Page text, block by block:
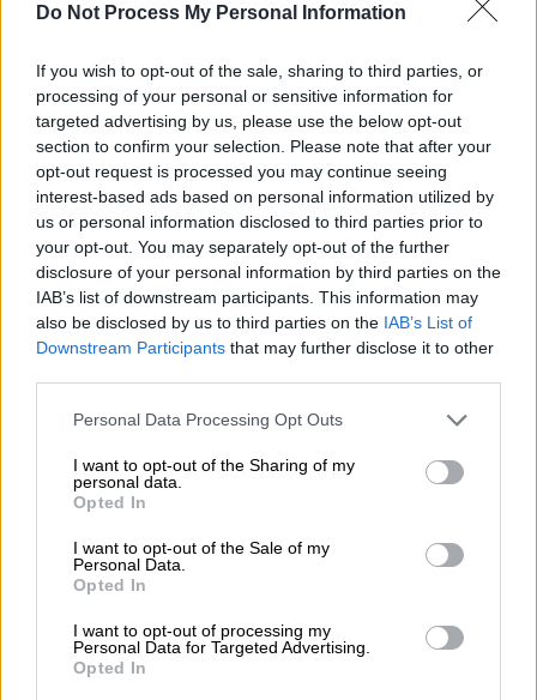
Do Not Process My Personal Information
If you wish to opt-out of the sale, sharing to third parties, or
processing of your personal or sensitive information for
targeted advertising by us, please use the below opt-out
section to confirm your selection. Please note that after your
opt-out request is processed you may continue seeing
interest-based ads based on personal information utilized by
us or personal information disclosed to third parties prior to
your opt-out. You may separately opt-out of the further
disclosure of your personal information by third parties on the
IAB’s list of downstream participants. This information may
also be disclosed by us to third parties on the IAB’s List of
Downstream Participants that may further disclose it to other
Please note that this website/app uses one or more Google
not limited to your visit or usage behaviour. You may click to
grant or deny consent to Google and its third-party tags to
use your data for below specified purposes in below Google
consent section.
Personal Data Processing Opt Outs
I want to opt-out of the Sharing of my
personal data.
Opted In
I want to opt-out of the Sale of my
Personal Data.
Opted In
I want to opt-out of processing my
Personal Data for Targeted Advertising.
Opted In
γενέτειρά του, το Μπέρμιγχαμ.
«Δεν πρόκειται να παλέψω στο Μπέρμιγχαμ.
Το μόνο καλό που βγήκε από εδώ πέθανε
πριν από έναν μήνα. Αλλά, για να είμαι δίκαιη
με τον Όζι Όσμπορν, είχε την καλή αίσθηση
να μετακομίσει στο Λος Άντζελες, σε μια
κανονική πόλη. Γιατί αν ζούσα στο
Μπέρμιγχαμ, θα πέθαινα κι εγώ», ανέφερε
χαρακτηριστικά η 38χρονη Λιντς,
προκαλώντας αποδοκιμασίες από το κοινό.
ago. But in fairness to Ozzy Osbourne
he had the good sense to move to
LA. Because if I lived I Birmingham I’d
Naaaah Becky is unhinged
#WWERAW
pic.twitter.com/EIJcmRWfKY